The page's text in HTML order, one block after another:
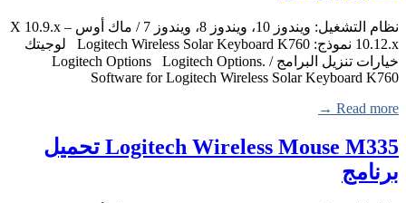
نظام التشغيل: ويندوز 10، ويندوز 8، ويندوز 7 / ماك أوس X 10.9.x –
10.12.x نموذج: Logitech Wireless Solar Keyboard K760 لوجيتك
خيارات تنزيل البرامج / Logitech Options Logitech Options.
Software for Logitech Wireless Solar Keyboard K760
Read more →
Logitech Wireless Mouse M335 تحميل
برنامج